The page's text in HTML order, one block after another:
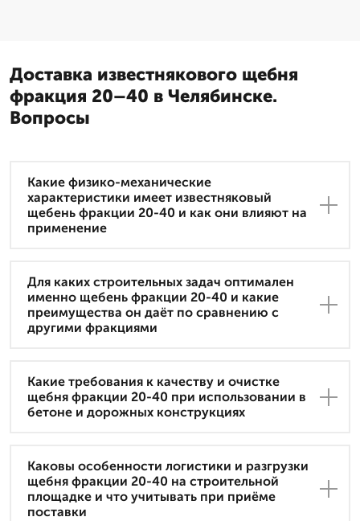
Доставка известнякового щебня
фракция 20–40 в Челябинске.
Вопросы
Какие физико-механические
характеристики имеет известняковый
щебень фракции 20-40 и как они влияют на
применение
Для каких строительных задач оптимален
именно щебень фракции 20-40 и какие
преимущества он даёт по сравнению с
другими фракциями
Какие требования к качеству и очистке
щебня фракции 20-40 при использовании в
бетоне и дорожных конструкциях
Каковы особенности логистики и разгрузки
щебня фракции 20-40 на строительной
площадке и что учитывать при приёме
поставки